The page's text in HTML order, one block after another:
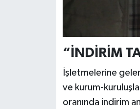
“İNDİRİM
İşletmelerine
ve kurum-
oranında indirim